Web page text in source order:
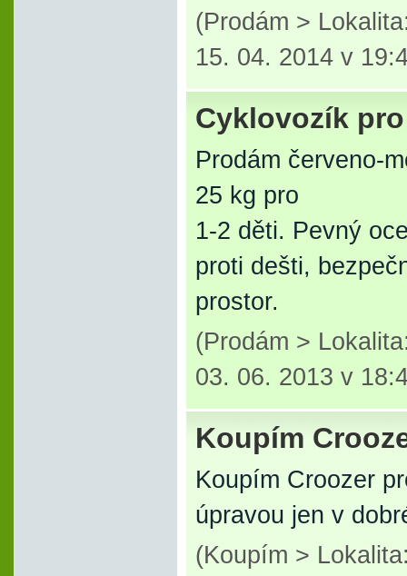
(Prodám >
15. 04. 2014 v
Cyklovozík
Prodám červeno-
25 kg pro
1-2 děti. Pevný
proti dešti,
prostor.
(Prodám >
03. 06. 2013 v
Koupím
Koupím Croozer
úpravou jen v
(Koupím >